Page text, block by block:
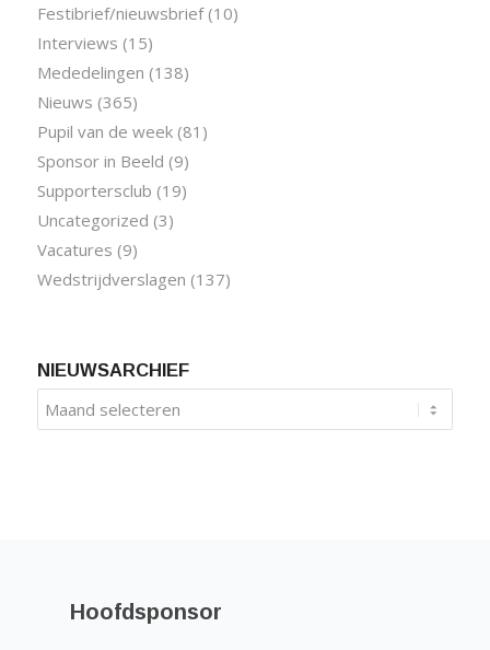
Festibrief/nieuwsbrief(10)
Interviews (15)
Mededelingen (138)
Nieuws (365)
Pupil van de week(81)
Sponsor in Beeld (9)
Supportersclub (19)
Uncategorized (3)
Vacatures (9)
Wedstrijdverslagen (137)
NIEUWSARCHIEF
Hoofdsponsor